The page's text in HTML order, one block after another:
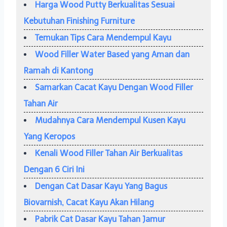
Harga Wood Putty Berkualitas Sesuai
Kebutuhan Finishing Furniture
Temukan Tips Cara Mendempul Kayu
Wood Filler Water Based yang Aman dan
Ramah di Kantong
Samarkan Cacat Kayu Dengan Wood Filler
Tahan Air
Mudahnya Cara Mendempul Kusen Kayu
Yang Keropos
Kenali Wood Filler Tahan Air Berkualitas
Dengan 6 Ciri Ini
Dengan Cat Dasar Kayu Yang Bagus
Biovarnish, Cacat Kayu Akan Hilang
Pabrik Cat Dasar Kayu Tahan Jamur